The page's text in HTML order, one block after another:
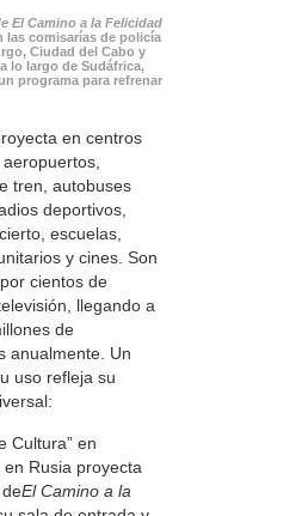
El Camino a la Felicidad
las comisarías de policía
Ciudad del Cabo y
lo largo de Sudáfrica,
programa para refrenar
en centros
tren, autobuses
deportivos,
escuelas,
y cines. Son
cientos de
llegando a
de
anualmente. Un
uso refleja su
Cultura” en
Rusia proyecta
El Camino a la